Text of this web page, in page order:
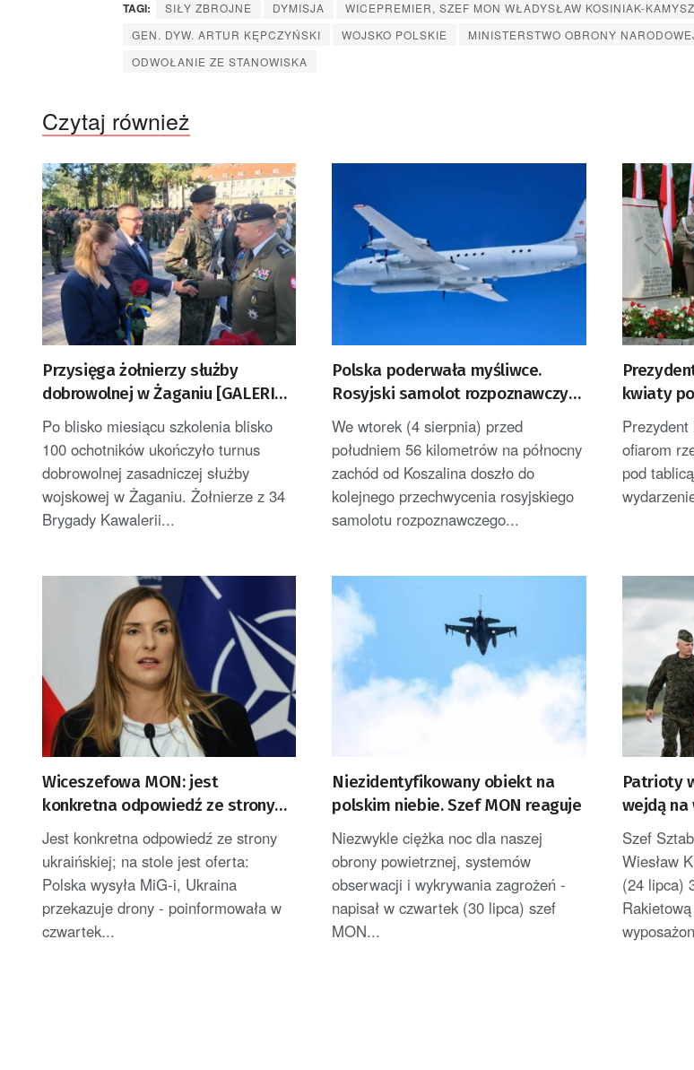
TAGI: SIŁY ZBROJNE DYMISJA
WICEPREMIER, SZEF MON WŁADYSŁAW KOSINIAK-KAMYSZ
GEN. DYW. ARTUR KĘPCZYŃSKI
WOJSKO POLSKIE MINISTERSTWO OBRONY
ODWOŁANIE ZE STANOWISKA
Czytaj również
Przysięga żołnierzy służby
dobrowolnej w Żaganiu [GALERIA
ZDJĘĆ]
Po blisko miesiącu szkolenia blisko
100 ochotników ukończyło turnus
dobrowolnej zasadniczej służby
wojskowej w Żaganiu. Żołnierze z 34
Brygady Kawalerii...
Polska poderwała myśliwce.
Rosyjski samolot rozpoznawczy
nad Bałtykiem
We wtorek (4 sierpnia) przed
południem 56 kilometrów na północny
zachód od Koszalina doszło do
kolejnego przechwycenia rosyjskiego
samolotu rozpoznawczego...
kwiaty
rzeź Woli
Prezydent
ofiarom
pod
Wiceszefowa MON: jest
konkretna odpowiedź ze strony
ukraińskiej ws. wymiany
myśliwców MiG za drony
Jest konkretna odpowiedź ze strony
ukraińskiej; na stole jest oferta:
Polska wysyła MiG-i, Ukraina
przekazuje drony - poinformowała w
czwartek...
Niezidentyfikowany obiekt na
polskim niebie. Szef MON reaguje
Niezwykle ciężka noc dla naszej
obrony powietrznej, systemów
obserwacji i wykrywania zagrożeń -
napisał w czwartek (30 lipca) szef
MON...
Patrioty
wejdą
Szef
Wiesław
(24 lipca)